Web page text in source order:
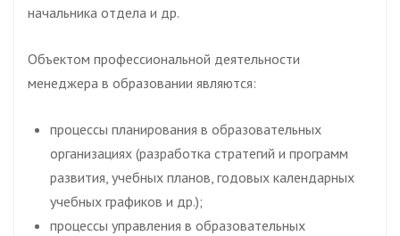
начальника отдела и др.
Объектом профессиональной деятельности
менеджера в образовании являются:
процессы планирования в образовательных
организациях (разработка стратегий и программ
развития, учебных планов, годовых календарных
учебных графиков и др.);
процессы управления в образовательных